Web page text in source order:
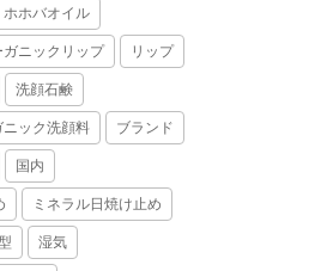
ホホバオイル
ガニックリップ リップ
洗顔石鹸
ニック洗顔料 ブランド
国内
ミネラル日焼け止め
湿気